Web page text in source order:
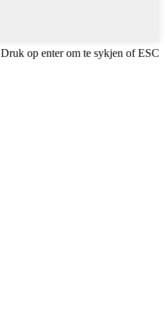
Druk op enter om te sykjen of ESC